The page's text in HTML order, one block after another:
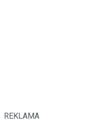
REKLAMA